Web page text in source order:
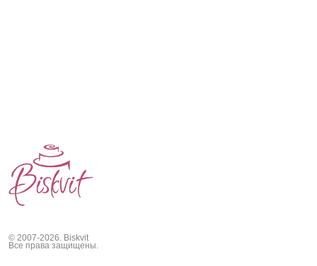
© 2007-2026. Biskvit
Все права защищены.